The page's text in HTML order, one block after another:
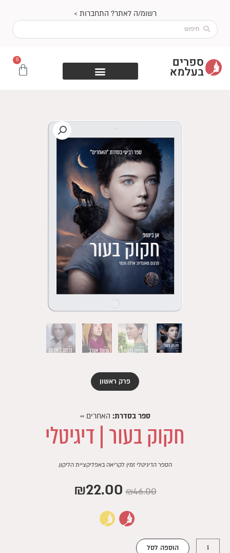
רשומ/ה לאתר? התחברות >
Search
0
עגלת
פרק ראשון
ספר בסדרת: האחרים ››
חקוק בעור | דיגיטלי
הספר הדיגיטלי זמין לקריאה באפליקציית הליקון.
₪46.00
₪22.00
הוספה לסל